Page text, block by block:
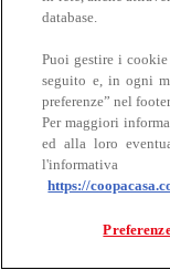
Carne
Bovino
database.
Puoi gestire i
seguito e, in ogni
preferenze” nel
Per maggiori
ed alla loro
https://